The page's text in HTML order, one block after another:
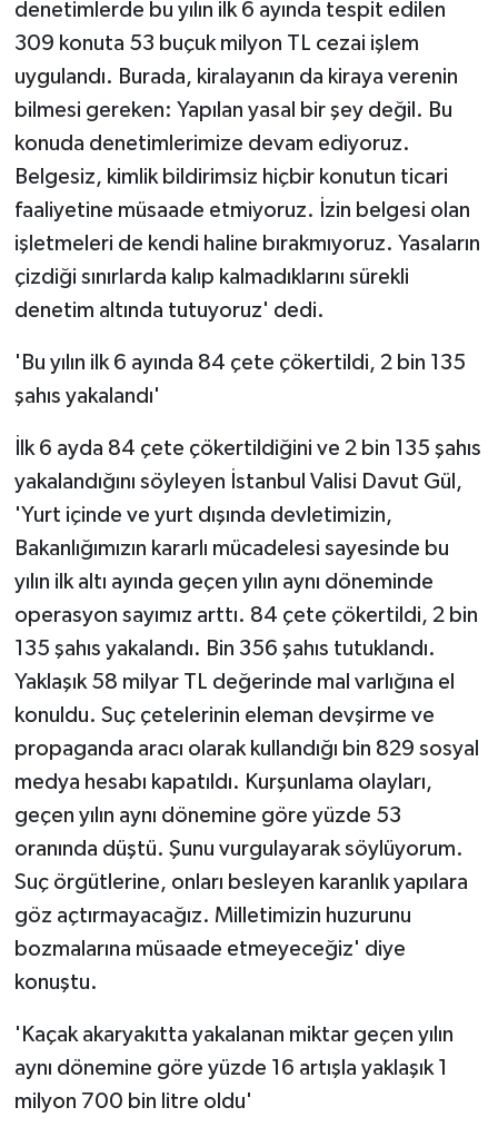
denetimlerde bu yılın ilk 6 ayında tespit edilen
309 konuta 53 buçuk milyon TL cezai işlem
uygulandı. Burada, kiralayanın da kiraya verenin
bilmesi gereken: Yapılan yasal bir şey değil. Bu
konuda denetimlerimize devam ediyoruz.
Belgesiz, kimlik bildirimsiz hiçbir konutun ticari
faaliyetine müsaade etmiyoruz. İzin belgesi olan
işletmeleri de kendi haline bırakmıyoruz. Yasaların
çizdiği sınırlarda kalıp kalmadıklarını sürekli
denetim altında tutuyoruz' dedi.
'Bu yılın ilk 6 ayında 84 çete çökertildi, 2 bin 135
şahıs yakalandı'
İlk 6 ayda 84 çete çökertildiğini ve 2 bin 135 şahıs
yakalandığını söyleyen İstanbul Valisi Davut Gül,
'Yurt içinde ve yurt dışında devletimizin,
Bakanlığımızın kararlı mücadelesi sayesinde bu
yılın ilk altı ayında geçen yılın aynı döneminde
operasyon sayımız arttı. 84 çete çökertildi, 2 bin
135 şahıs yakalandı. Bin 356 şahıs tutuklandı.
Yaklaşık 58 milyar TL değerinde mal varlığına el
konuldu. Suç çetelerinin eleman devşirme ve
propaganda aracı olarak kullandığı bin 829 sosyal
medya hesabı kapatıldı. Kurşunlama olayları,
geçen yılın aynı dönemine göre yüzde 53
oranında düştü. Şunu vurgulayarak söylüyorum.
Suç örgütlerine, onları besleyen karanlık yapılara
göz açtırmayacağız. Milletimizin huzurunu
bozmalarına müsaade etmeyeceğiz' diye
konuştu.
'Kaçak akaryakıtta yakalanan miktar geçen yılın
aynı dönemine göre yüzde 16 artışla yaklaşık 1
milyon 700 bin litre oldu'